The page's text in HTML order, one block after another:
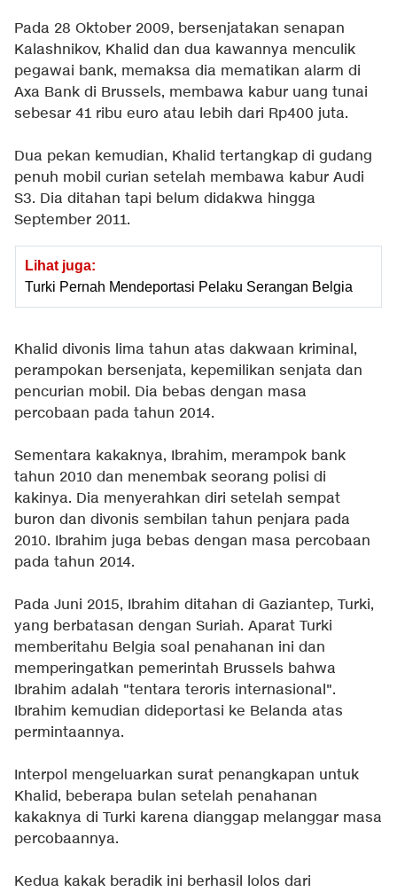
Pada 28 Oktober 2009, bersenjatakan senapan
Kalashnikov, Khalid dan dua kawannya menculik
pegawai bank, memaksa dia mematikan alarm di
Axa Bank di Brussels, membawa kabur uang tunai
sebesar 41 ribu euro atau lebih dari Rp400 juta.
Dua pekan kemudian, Khalid tertangkap di gudang
penuh mobil curian setelah membawa kabur Audi
S3. Dia ditahan tapi belum didakwa hingga
September 2011.
Lihat juga:
Turki Pernah Mendeportasi Pelaku Serangan Belgia
Khalid divonis lima tahun atas dakwaan kriminal,
perampokan bersenjata, kepemilikan senjata dan
pencurian mobil. Dia bebas dengan masa
percobaan pada tahun 2014.
Sementara kakaknya, Ibrahim, merampok bank
tahun 2010 dan menembak seorang polisi di
kakinya. Dia menyerahkan diri setelah sempat
buron dan divonis sembilan tahun penjara pada
2010. Ibrahim juga bebas dengan masa percobaan
pada tahun 2014.
Pada Juni 2015, Ibrahim ditahan di Gaziantep, Turki,
yang berbatasan dengan Suriah. Aparat Turki
memberitahu Belgia soal penahanan ini dan
memperingatkan pemerintah Brussels bahwa
Ibrahim adalah "tentara teroris internasional".
Ibrahim kemudian dideportasi ke Belanda atas
permintaannya.
Interpol mengeluarkan surat penangkapan untuk
Khalid, beberapa bulan setelah penahanan
kakaknya di Turki karena dianggap melanggar masa
percobaannya.
Kedua kakak beradik ini berhasil lolos dari